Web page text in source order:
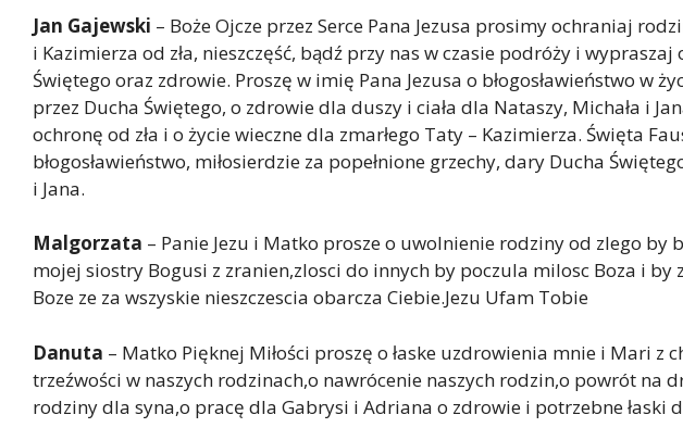
Jan Gajewski – Boże Ojcze przez Serce Pana Jezusa prosimy ochraniaj
i Kazimierza od zła, nieszczęść, bądź przy nas w czasie podróży i wypraszaj
Świętego oraz zdrowie. Proszę w imię Pana Jezusa o błogosławieństwo w
przez Ducha Świętego, o zdrowie dla duszy i ciała dla Nataszy, Michała i
ochronę od zła i o życie wieczne dla zmarłego Taty – Kazimierza. Święta
błogosławieństwo, miłosierdzie za popełnione grzechy, dary Ducha
i Jana.
Malgorzata – Panie Jezu i Matko prosze o uwolnienie rodziny od zlego by
mojej siostry Bogusi z zranien,zlosci do innych by poczula milosc Boza i by
Boze ze za wszyskie nieszczescia obarcza Ciebie.Jezu Ufam Tobie
Danuta – Matko Pięknej Miłości proszę o łaske uzdrowienia mnie i Mari z
trzeźwości w naszych rodzinach,o nawrócenie naszych rodzin,o powrót na
rodziny dla syna,o pracę dla Gabrysi i Adriana o zdrowie i potrzebne łaski